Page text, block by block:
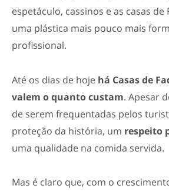
espetáculo, cassinos e as casas de
uma plástica mais pouco mais
profissional.
Até os dias de hoje há Casas de
valem o quanto custam. Apesar
de serem frequentadas pelos
proteção da história, um respeito
uma qualidade na comida servida.
Mas é claro que, com o